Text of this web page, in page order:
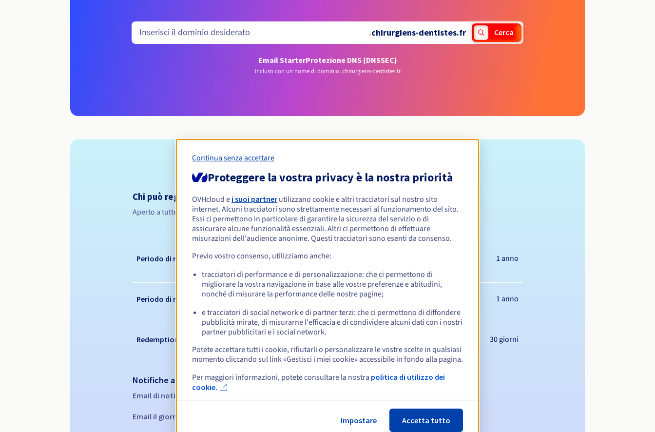
.chirurgiens-dentistes.fr Cerca
Email StarterProtezione DNS (DNSSEC)
Incluso con un nome di dominio .chirurgiens-dentistes.fr
Condizioni di idoneità
Chi può registrare un .chirurgiens-dentistes.fr?
Aperto a tutte le persone fisiche o giuridiche, senza restrizioni geografiche.
Regole di gestione e notifiche
Periodo di registrazione 1 anno
Periodo di rinnovo 1 anno
Redemption period 30 giorni
Notifiche automatiche:
Email di notifica:
Email il giorno della scadenza per notificare la sospensione del nome di dominio
Continua senza accettare
Proteggere la vostra privacy è la nostra priorità
OVHcloud e i suoi partner utilizzano cookie e altri tracciatori sul nostro sito
internet. Alcuni tracciatori sono strettamente necessari al funzionamento del sito.
Essi ci permettono in particolare di garantire la sicurezza del servizio o di
assicurare alcune funzionalità essenziali. Altri ci permettono di effettuare
misurazioni dell'audience anonime. Questi tracciatori sono esenti da consenso.
Previo vostro consenso, utilizziamo anche:
tracciatori di performance e di personalizzazione: che ci permettono di
migliorare la vostra navigazione in base alle vostre preferenze e abitudini,
nonché di misurare la performance delle nostre pagine;
e tracciatori di social network e di partner terzi: che ci permettono di diffondere
pubblicità mirate, di misurarne l'efficacia e di condividere alcuni dati con i nostri
partner pubblicitari e i social network.
Potete accettare tutti i cookie, rifiutarli o personalizzare le vostre scelte in qualsiasi
momento cliccando sul link «Gestisci i miei cookie» accessibile in fondo alla pagina.
Per maggiori informazioni, potete consultare la nostra politica di utilizzo dei
cookie.
Impostare Accetta tutto